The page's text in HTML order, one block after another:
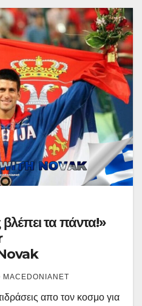
τα πάντα!»
MACEDONIANET
απο τον κοσμο για